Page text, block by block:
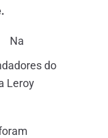
Na
do
Leroy